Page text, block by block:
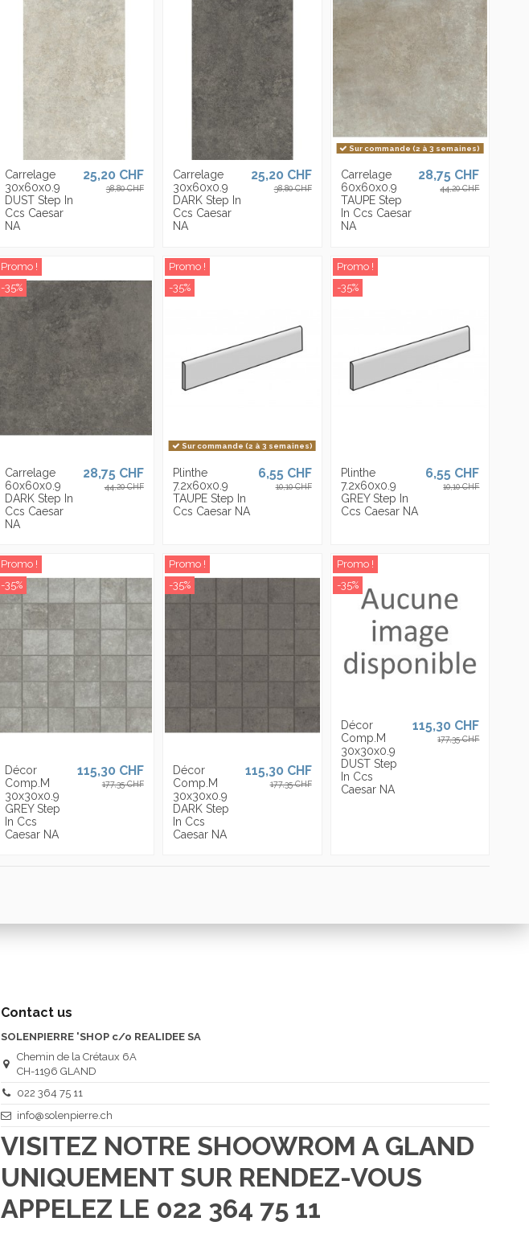
Carrelage
30x60x0.9
DUST Step In
Ccs Caesar
NA
25,20 CHF
38,80 CHF
Carrelage
30x60x0.9
DARK Step In
Ccs Caesar
NA
25,20 CHF
38,80 CHF
Sur commande (2 à 3 semaines)
Carrelage
60x60x0.9
TAUPE Step
In Ccs Caesar
NA
28,75 CHF
44,20 CHF
Promo !
-35%
Carrelage
60x60x0.9
DARK Step In
Ccs Caesar
NA
28,75 CHF
44,20 CHF
Promo !
-35%
Sur commande (2 à 3 semaines)
Plinthe
7.2x60x0.9
TAUPE Step In
Ccs Caesar NA
6,55 CHF
10,10 CHF
Promo !
-35%
Plinthe
7.2x60x0.9
GREY Step In
Ccs Caesar NA
6,55 CHF
10,10 CHF
Promo !
-35%
Décor
Comp.M
30x30x0.9
GREY Step
In Ccs
Caesar NA
115,30 CHF
177,35 CHF
Promo !
-35%
Décor
Comp.M
30x30x0.9
DARK Step
In Ccs
Caesar NA
115,30 CHF
177,35 CHF
Promo !
-35%
Décor
Comp.M
30x30x0.9
DUST Step
In Ccs
Caesar NA
115,30 CHF
177,35 CHF
Contact us
SOLENPIERRE 'SHOP c/o REALIDEE SA
Chemin de la Crétaux 6A
CH-1196 GLAND
022 364 75 11
info@solenpierre.ch
VISITEZ NOTRE SHOOWROM A GLAND
UNIQUEMENT SUR RENDEZ-VOUS
APPELEZ LE 022 364 75 11